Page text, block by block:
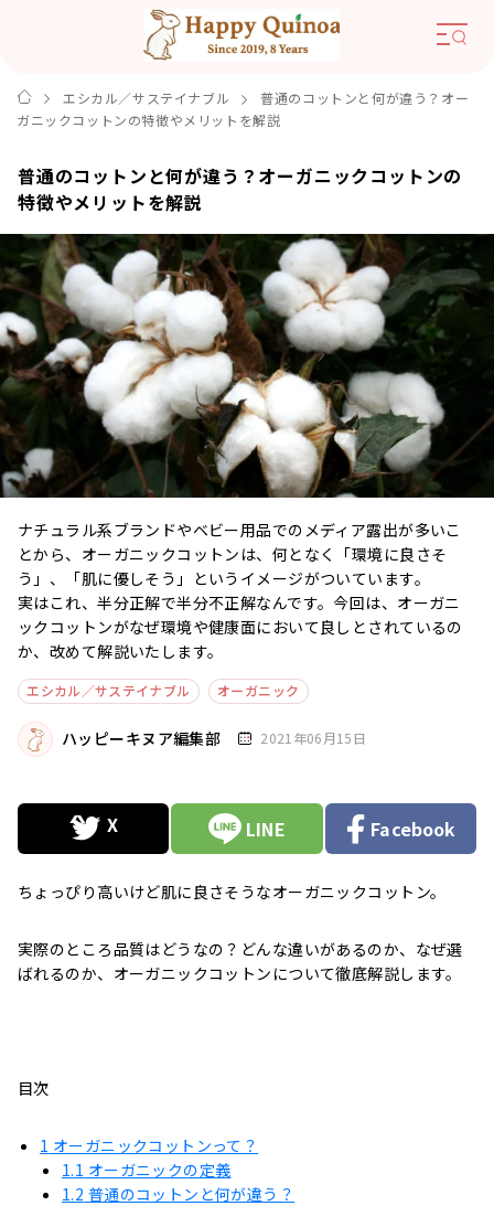
エシカル／サステイナブル
普通のコットンと何が違う？オー
ガニックコットンの特徴やメリットを解説
普通のコットンと何が違う？オーガニックコットンの
特徴やメリットを解説
ナチュラル系ブランドやベビー用品でのメディア露出が多いこ
とから、オーガニックコットンは、何となく「環境に良さそ
う」、「肌に優しそう」というイメージがついています。
実はこれ、半分正解で半分不正解なんです。今回は、オーガニ
ックコットンがなぜ環境や健康面において良しとされているの
か、改めて解説いたします。
エシカル／サステイナブル オーガニック
ハッピーキヌア編集部 2021年06月15日
LINE Facebook
ちょっぴり高いけど肌に良さそうなオーガニックコットン。
実際のところ品質はどうなの？どんな違いがあるのか、なぜ選
ばれるのか、オーガニックコットンについて徹底解説します。
目次
1 オーガニックコットンって？
1.1 オーガニックの定義
1.2 普通のコットンと何が違う？